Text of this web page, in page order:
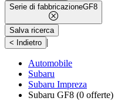
Serie di fabbricazioneGF8
Salva ricerca
< Indietro |
Automobile
Subaru
Subaru Impreza
Subaru GF8 (0 offerte)